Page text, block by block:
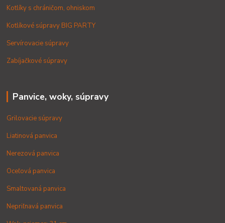
Kotlíky s chráničom, ohniskom
Kotlíkové súpravy BIG PARTY
Servírovacie súpravy
Zabíjačkové súpravy
Panvice, woky, súpravy
Grilovacie súpravy
Liatinová panvica
Nerezová panvica
Oceľová panvica
Smaltovaná panvica
Nepriľnavá panvica